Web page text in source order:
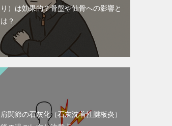
り）は効果的？骨盤や仙骨への影響と
は？
肩関節の石灰化（石灰沈着性腱板炎）